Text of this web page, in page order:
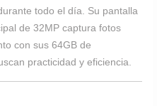
todo el día. Su pantalla
de 32MP captura fotos
con sus 64GB de
practicidad y eficiencia.